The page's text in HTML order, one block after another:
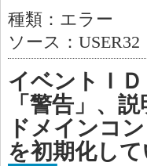
種類：エラー
ソース：USER32
イベントＩ
「警告」、
ドメインコ
を初期化し